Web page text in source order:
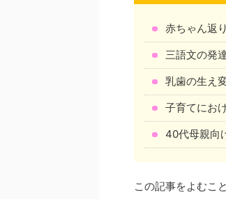
赤ちゃん返
三語文の発
乳歯の生え
子育てにお
40代母親向
この記事をよむこと